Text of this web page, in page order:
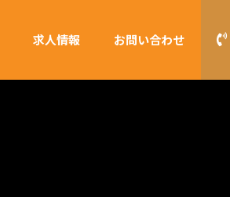
求人情報 お問い合わせ